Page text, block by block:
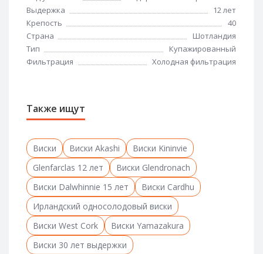
Выдержка
12 лет
Крепость
40
Страна
Шотландия
Тип
Купажированный
Фильтрация
Холодная фильтрация
Также ищут
Виски Виски Akashi
Виски Kininvie
Glenfarclas 12 лет
Виски Glendronach
Виски Dalwhinnie 15 лет
Виски Cardhu
Ирландский односолодовый виски
Виски West Cork
Виски Yamazakura
Виски 30 лет выдержки